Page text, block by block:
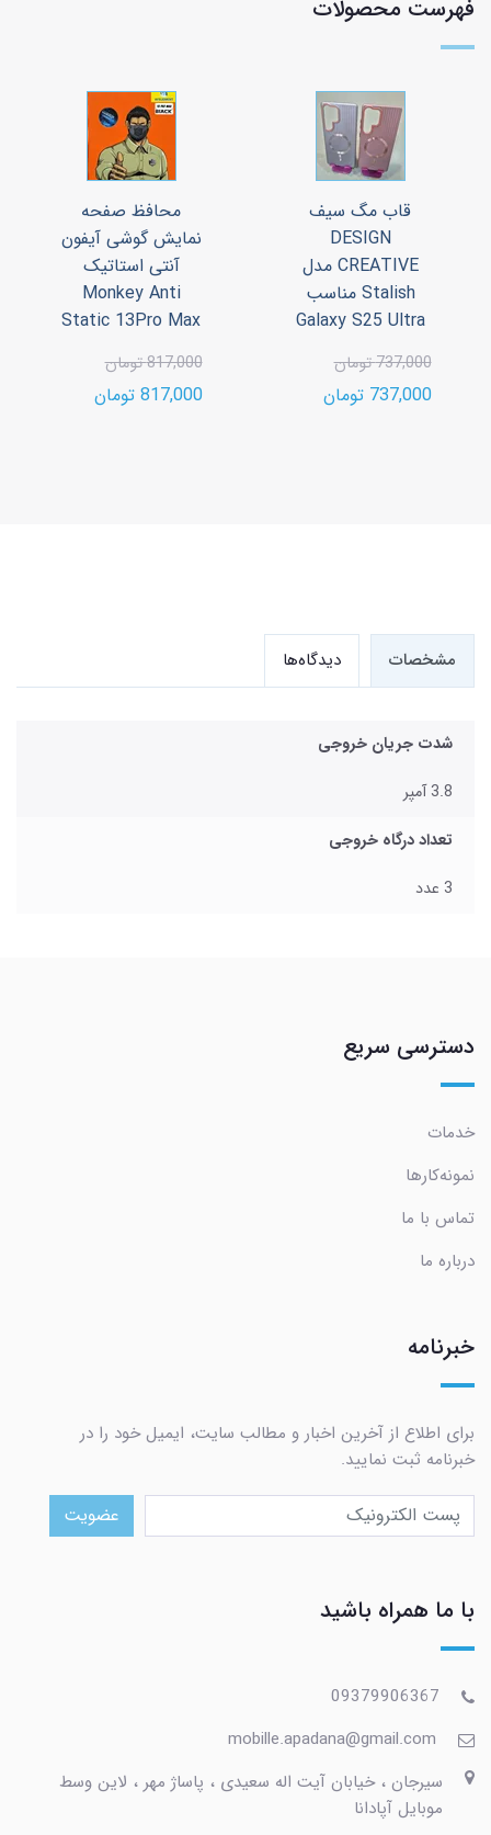
فهرست محصولات
قاب مگ سیف
DESIGN
CREATIVE مدل
Stalish مناسب
Galaxy S25 Ultra
737,000 تومان
737,000 تومان
محافظ صفحه
نمایش گوشی آیفون
آنتی استاتیک
Monkey Anti
Static 13Pro Max
817,000 تومان
817,000 تومان
مشخصات دیدگاه‌ها
شدت جریان خروجی
3.8 آمپر
تعداد درگاه خروجی
3 عدد
دسترسی سریع
خدمات
نمونه‌کارها
تماس با ما
درباره ما
خبرنامه
برای اطلاع از آخرین اخبار و مطالب سایت، ایمیل خود را در
خبرنامه ثبت نمایید.
عضویت
با ما همراه باشید
09379906367
mobille.apadana@gmail.com
سیرجان ، خیابان آیت اله سعیدی ، پاساژ مهر ، لاین وسط
موبایل آپادانا